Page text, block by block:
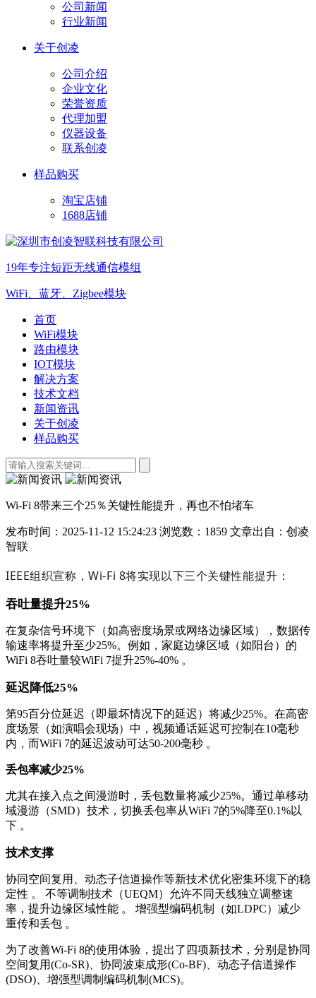
公司新闻
行业新闻
关于创凌
公司介绍
企业文化
荣誉资质
代理加盟
仪器设备
联系创凌
样品购买
淘宝店铺
1688店铺
19年专注短距无线通信模组
WiFi、蓝牙、Zigbee模块
首页
WiFi模块
路由模块
IOT模块
解决方案
技术文档
新闻资讯
关于创凌
样品购买
Wi-Fi 8带来三个25％关键性能提升，再也不怕堵车
发布时间：2025-11-12 15:24:23 浏览数：1859 文章出自：创凌
智联
IEEE组织宣称，Wi-Fi 8将实现以下三个关键性能提升：
吞吐量提升25%
在复杂信号环境下（如高密度场景或网络边缘区域），数据传
输速率将提升至少25%。例如，家庭边缘区域（如阳台）的
WiFi 8吞吐量较WiFi 7提升25%-40% 。
延迟降低25%
第95百分位延迟（即最坏情况下的延迟）将减少25%。在高密
度场景（如演唱会现场）中，视频通话延迟可控制在10毫秒
内，而WiFi 7的延迟波动可达50-200毫秒 。
丢包率减少25%
尤其在接入点之间漫游时，丢包数量将减少25%。通过单移动
域漫游（SMD）技术，切换丢包率从WiFi 7的5%降至0.1%以
下 。
技术支撑
协同空间复用、动态子信道操作等新技术优化密集环境下的稳
定性 。 不等调制技术（UEQM）允许不同天线独立调整速
率，提升边缘区域性能 。 增强型编码机制（如LDPC）减少
重传和丢包 。
为了改善Wi-Fi 8的使用体验，提出了四项新技术，分别是协同
空间复用(Co-SR)、协同波束成形(Co-BF)、动态子信道操作
(DSO)、增强型调制编码机制(MCS)。